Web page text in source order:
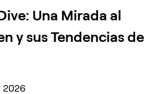
Una Mirada al
y sus Tendencias de
2026